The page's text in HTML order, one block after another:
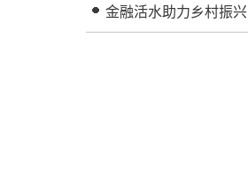
金融活水助力乡村振兴